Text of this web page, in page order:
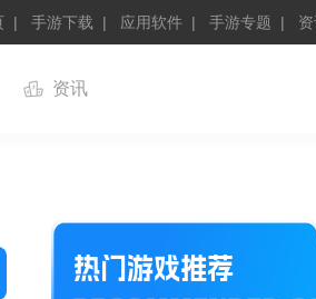
手游下载 应用软件 手游专题
资讯